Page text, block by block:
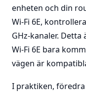
enheten och din
Wi-Fi 6E,
GHz-kanaler.
Wi-Fi 6E bara
vägen är
I praktiken,